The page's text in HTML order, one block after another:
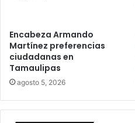
Encabeza Armando
Martínez preferencias
ciudadanas en
Tamaulipas
agosto 5, 2026